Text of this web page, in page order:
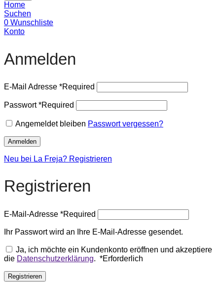
Home
Suchen
0 Wunschliste
Konto
Anmelden
E-Mail Adresse *Required
Passwort*Required
Angemeldet bleiben Passwort vergessen?
Anmelden
Neu bei La Freja? Registrieren
Registrieren
E-Mail-Adresse *Required
Ihr Passwort wird an Ihre E-Mail-Adresse gesendet.
Ja, ich möchte ein Kundenkonto eröffnen und akzeptiere
die Datenschutzerklärung. *Erforderlich
Registrieren